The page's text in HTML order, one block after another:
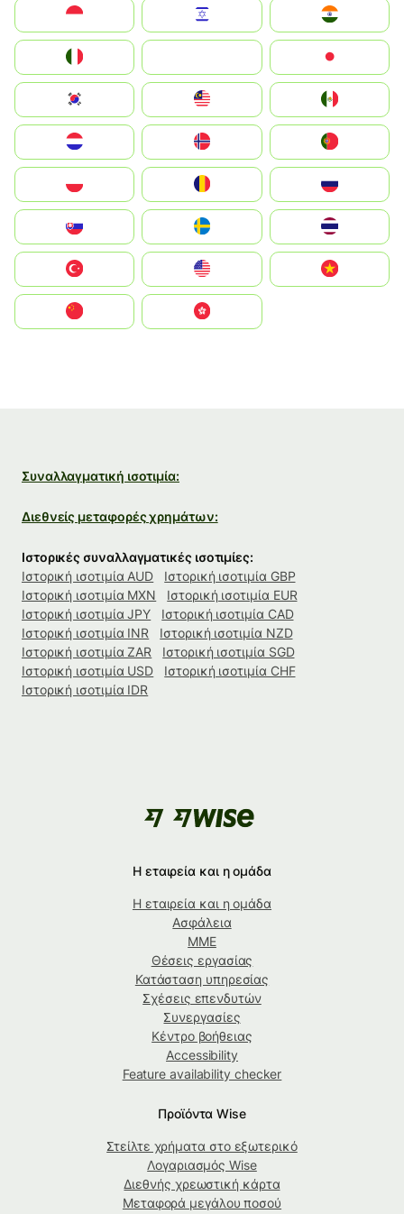
South Korea
United States
中國香港特別行政區
Συναλλαγματική ισοτιμία:
Διεθνείς μεταφορές χρημάτων:
Ιστορικές συναλλαγματικές ισοτιμίες:
Ιστορική ισοτιμία AUD
Ιστορική ισοτιμία GBP
Ιστορική ισοτιμία MXN
Ιστορική ισοτιμία EUR
Ιστορική ισοτιμία JPY
Ιστορική ισοτιμία CAD
Ιστορική ισοτιμία INR
Ιστορική ισοτιμία NZD
Ιστορική ισοτιμία ZAR
Ιστορική ισοτιμία SGD
Ιστορική ισοτιμία USD
Ιστορική ισοτιμία CHF
Ιστορική ισοτιμία IDR
Η εταιρεία και η ομάδα
Η εταιρεία και η ομάδα
Ασφάλεια
ΜΜΕ
Θέσεις εργασίας
Κατάσταση υπηρεσίας
Σχέσεις επενδυτών
Συνεργασίες
Κέντρο βοήθειας
Accessibility
Feature availability checker
Προϊόντα Wise
Στείλτε χρήματα στο εξωτερικό
Λογαριασμός Wise
Διεθνής χρεωστική κάρτα
Μεταφορά μεγάλου ποσού